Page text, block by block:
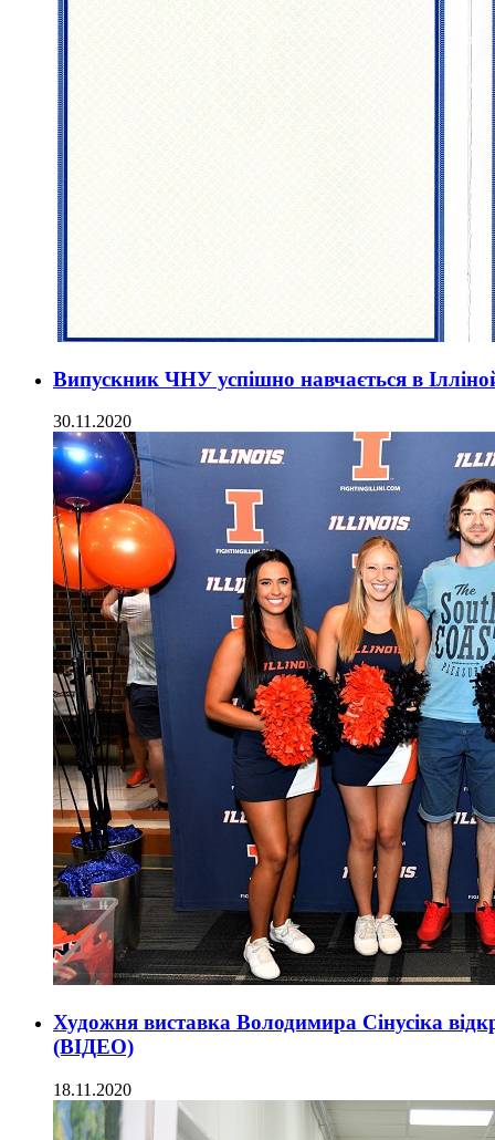
Випускник ЧНУ успішно навчається в
30.11.2020
Художня виставка Володимира Сінусіка
(ВІДЕО)
18.11.2020